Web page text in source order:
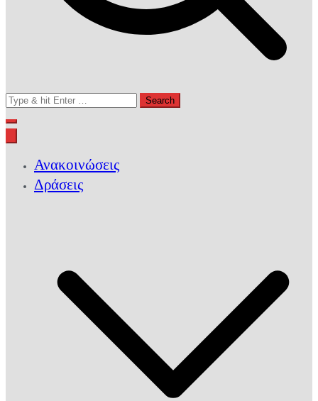
Search
for:
Ανακοινώσεις
Δράσεις